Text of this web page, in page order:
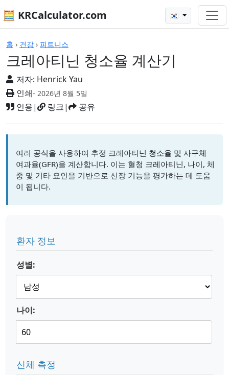
🧮 KRCalculator.com 🇰🇷
홈 › 건강 › 피트니스
크레아티닌 청소율 계산기
저자: Henrick Yau
인쇄- 2026년 8월 5일
인용| 링크| 공유
계산기
여러 공식을 사용하여 추정 크레아티닌 청소율 및 사구체
여과율(GFR)을 계산합니다. 이는 혈청 크레아티닌, 나이, 체
중 및 기타 요인을 기반으로 신장 기능을 평가하는 데 도움
이 됩니다.
환자 정보
성별:
나이:
신체 측정